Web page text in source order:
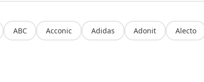
ABC Acconic Adidas Adonit Alecto